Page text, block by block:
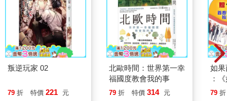
很多新手一聽到「財報」，腦中就出現會計師、專業投資人、厚
厚的檔，心想：「那不是我該碰的東西。」其實，財報不是天
書，它只是用數字告訴你公司在做什麼事。只要你願意學，財報
可以變成你最強的「選股地圖」。
財報三大核心報表
• 用一句話來說，就是：公司「賺了多少、花了多少、最後剩下多
• 它揭示公司的營收、成本、利潤等，最直觀地回答：「這家公司
叛逆玩家 02
79 折 特價 221 元
北歐時間：世界第一幸
福國度教會我的事
79 折 特價 314 元
如
：
喵
79 折